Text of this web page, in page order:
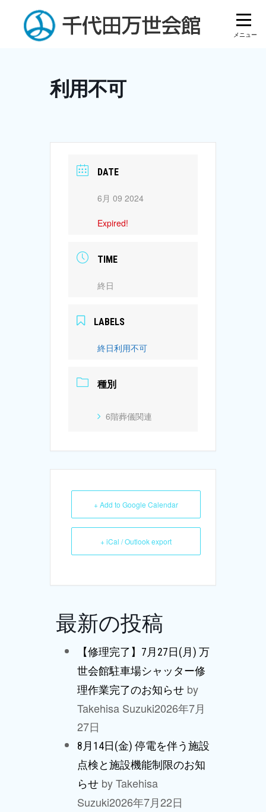
content
利用不可
DATE
6月 09 2024
Expired!
TIME
終日
LABELS
終日利用不可
種別
6階葬儀関連
+ Add to Google Calendar
+ iCal / Outlook export
最新の投稿
【修理完了】7月27日(月) 万
世会館駐車場シャッター修
理作業完了のお知らせ by
Takehisa Suzuki2026年7月
27日
8月14日(金) 停電を伴う施設
点検と施設機能制限のお知
らせ by Takehisa
Suzuki2026年7月22日